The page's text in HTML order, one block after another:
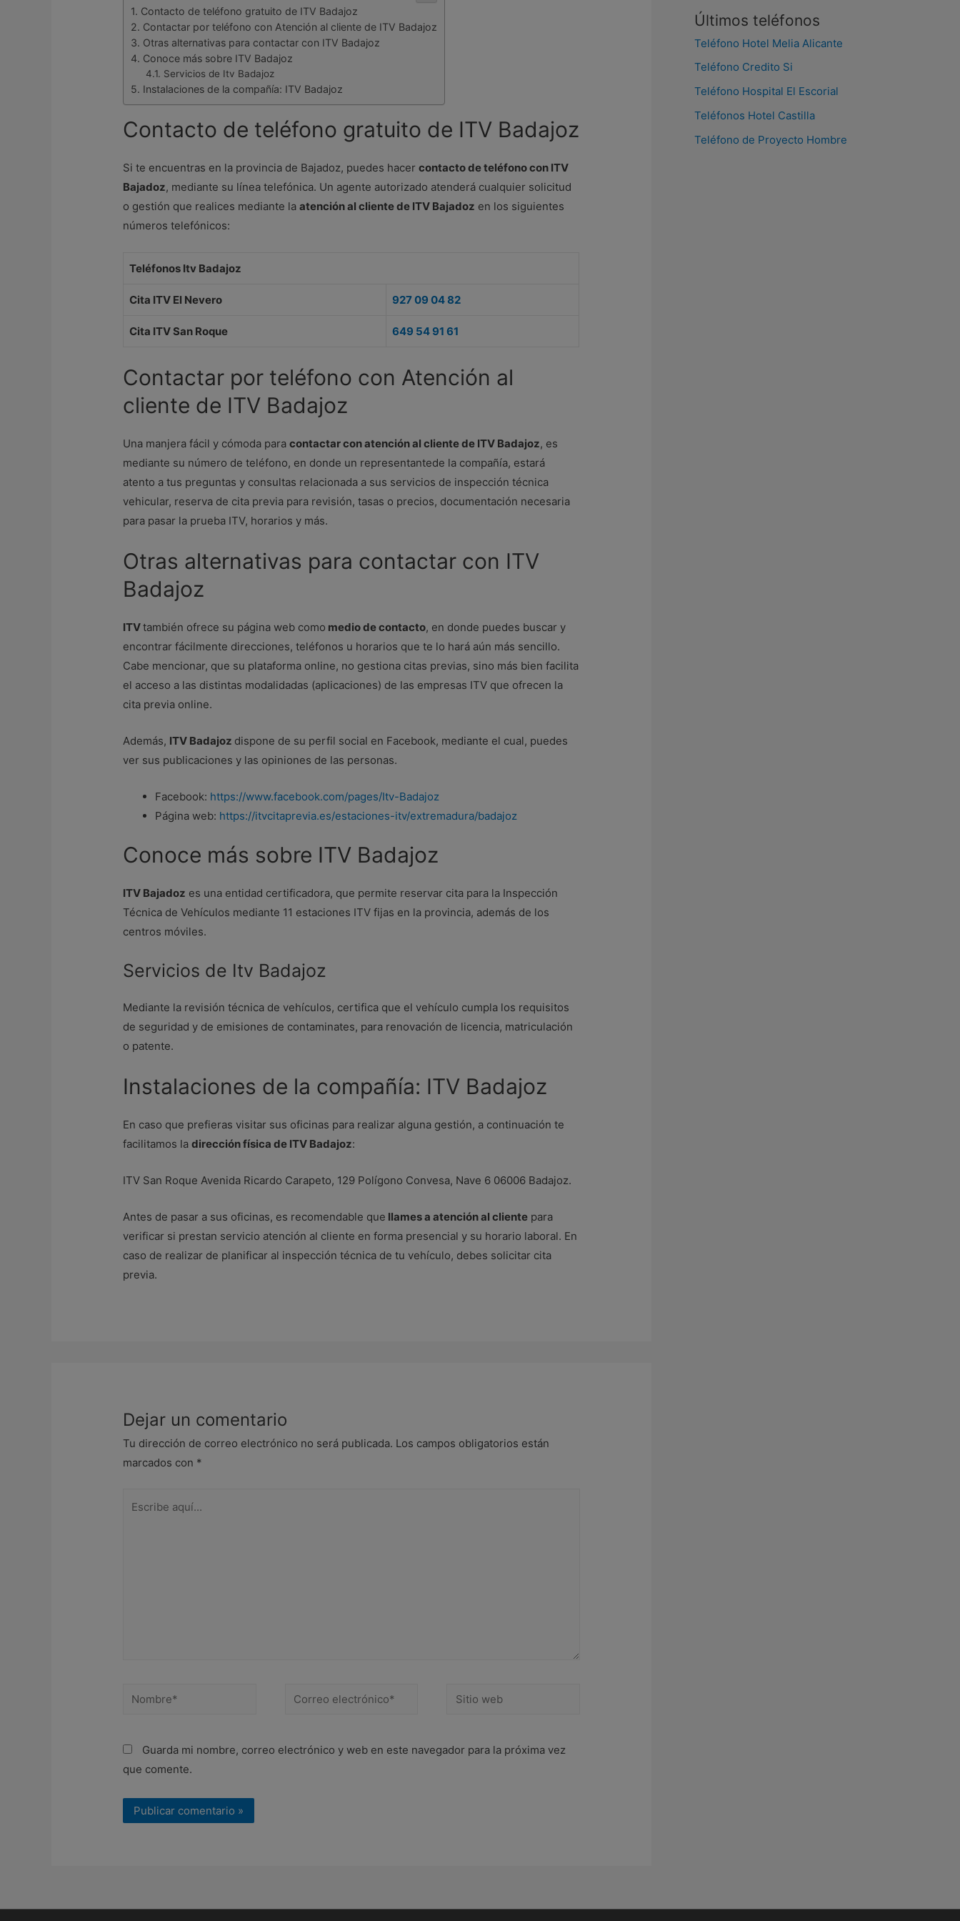
Contacto de teléfono gratuito de ITV Badajoz
Contactar por teléfono con Atención al cliente de ITV Badajoz
Otras alternativas para contactar con ITV Badajoz
Conoce más sobre ITV Badajoz
Servicios de Itv Badajoz
Instalaciones de la compañía: ITV Badajoz
Contacto de teléfono gratuito de ITV Badajoz
Si te encuentras en la provincia de Bajadoz, puedes hacercontacto de teléfono con ITV
Bajadoz, mediante su línea telefónica. Un agente autorizado atenderá cualquier solicitud
o gestión que realices mediante laatención al cliente de ITV Bajadoz en los siguientes
números telefónicos:
Teléfonos Itv Badajoz
Cita ITV El Nevero 927 09 04 82
Cita ITV San Roque 649 54 91 61
Contactar por teléfono con Atención al
cliente de ITV Badajoz
Una manjera fácil y cómoda paracontactar con atención al cliente de ITV Badajoz, es
mediante su número de teléfono, en donde un representantede la compañía, estará
atento a tus preguntas y consultas relacionada a sus servicios de inspección técnica
vehicular, reserva de cita previa para revisión, tasas o precios, documentación necesaria
para pasar la prueba ITV, horarios y más.
Otras alternativas para contactar con ITV
Badajoz
ITVtambién ofrece su página web como medio de contacto, en donde puedes buscar y
encontrar fácilmente direcciones, teléfonos u horarios que te lo hará aún más sencillo.
Cabe mencionar, que su plataforma online, no gestiona citas previas, sino más bien facilita
el acceso a las distintas modalidadas (aplicaciones) de las empresas ITV que ofrecen la
cita previa online.
Además, ITV Badajoz dispone de su perfil social en Facebook, mediante el cual, puedes
ver sus publicaciones y las opiniones de las personas.
Facebook: https://www.facebook.com/pages/Itv-Badajoz
Página web: https://itvcitaprevia.es/estaciones-itv/extremadura/badajoz
Conoce más sobre ITV Badajoz
ITV Bajadoz es una entidad certificadora, que permite reservar cita para la Inspección
Técnica de Vehículos mediante 11 estaciones ITV fijas en la provincia, además de los
centros móviles.
Servicios de Itv Badajoz
Mediante la revisión técnica de vehículos, certifica que el vehículo cumpla los requisitos
de seguridad y de emisiones de contaminates, para renovación de licencia, matriculación
o patente.
Instalaciones de la compañía: ITV Badajoz
En caso que prefieras visitar sus oficinas para realizar alguna gestión, a continuación te
facilitamos ladirección física de ITV Badajoz:
ITV San Roque Avenida Ricardo Carapeto, 129 Polígono Convesa, Nave 6 06006 Badajoz.
Antes de pasar a sus oficinas, es recomendable que llames a atención al cliente para
verificar si prestan servicio atención al cliente en forma presencial y su horario laboral. En
caso de realizar de planificar al inspección técnica de tu vehículo, debes solicitar cita
previa.
Dejar un comentario
Tu dirección de correo electrónico no será publicada. Los campos obligatorios están
marcados con *
Nombre*
Correo
Sitio
Guarda mi nombre, correo electrónico y web en este navegador para la próxima vez
que comente.
Últimos teléfonos
Teléfono Hotel Melia Alicante
Teléfono Credito Si
Teléfono Hospital El Escorial
Teléfonos Hotel Castilla
Teléfono de Proyecto Hombre